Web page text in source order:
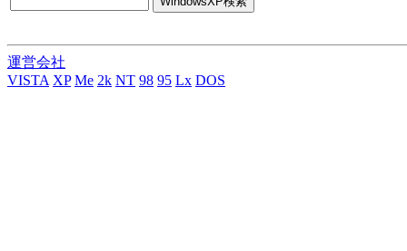
運営会社
VISTA XP Me 2k NT 98 95 Lx DOS